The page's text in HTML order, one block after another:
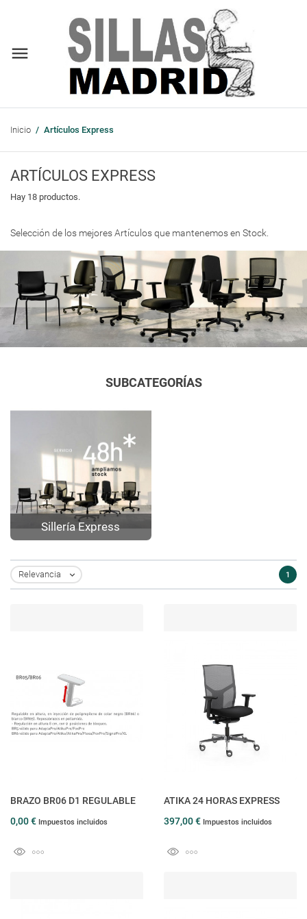
Inicio Artículos Express
ARTÍCULOS EXPRESS
Hay 18 productos.
Selección de los mejores Artículos que mantenemos en Stock.
SUBCATEGORÍAS
Sillería Express
Relevancia  1
BRAZO BR06 D1 REGULABLE
0,00 € Impuestos incluidos
ATIKA 24 HORAS EXPRESS
397,00 € Impuestos incluidos